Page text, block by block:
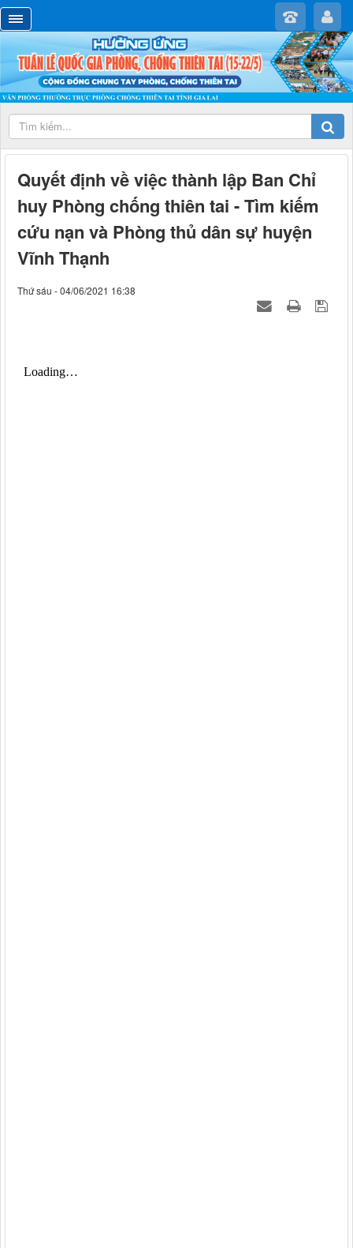
Quyết định về việc thành lập Ban Chỉ
huy Phòng chống thiên tai - Tìm kiếm
cứu nạn và Phòng thủ dân sự huyện
Vĩnh Thạnh
Thứ sáu - 04/06/2021 16:38